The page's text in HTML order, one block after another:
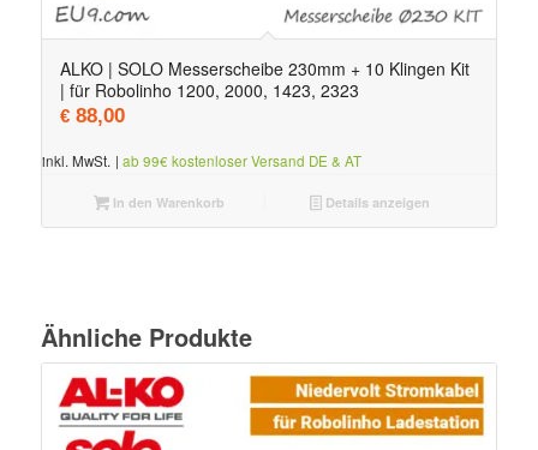
ALKO | SOLO Messerscheibe 230mm + 10 Klingen Kit
| für Robolinho 1200, 2000, 1423, 2323
€88,00
inkl. MwSt. | ab 99€ kostenloser Versand DE & AT
In den Warenkorb Details anzeigen
Ähnliche Produkte